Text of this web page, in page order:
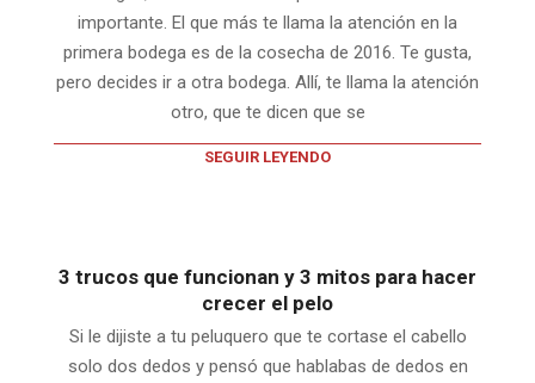
importante. El que más te llama la atención en la
primera bodega es de la cosecha de 2016. Te gusta,
pero decides ir a otra bodega. Allí, te llama la atención
otro, que te dicen que se
SEGUIR LEYENDO
3 trucos que funcionan y 3 mitos para hacer
crecer el pelo
Si le dijiste a tu peluquero que te cortase el cabello
solo dos dedos y pensó que hablabas de dedos en